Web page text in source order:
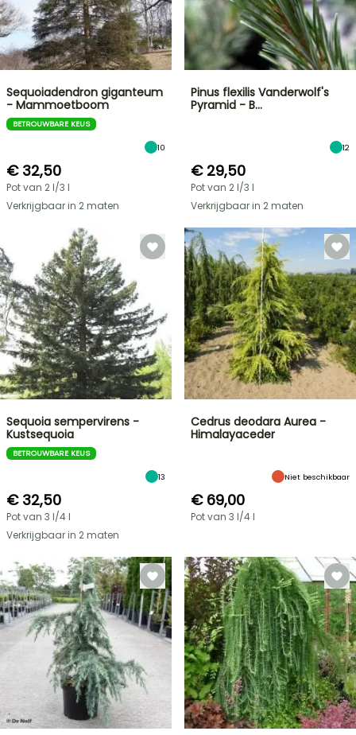
Sequoiadendron giganteum
- Mammoetboom
BETROUWBARE KEUS
10
€ 32,50
Pot van 2 l/3 l
Verkrijgbaar in 2 maten
Pinus flexilis Vanderwolf's
Pyramid - B…
12
€ 29,50
Pot van 2 l/3 l
Verkrijgbaar in 2 maten
Sequoia sempervirens -
Kustsequoia
BETROUWBARE KEUS
13
€ 32,50
Pot van 3 l/4 l
Verkrijgbaar in 2 maten
Cedrus deodara Aurea -
Himalayaceder
Niet beschikbaar
€ 69,00
Pot van 3 l/4 l